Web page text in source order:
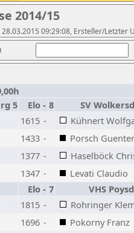
2014/15
09:29:08, Ersteller/Letzter
5 Elo - 8
SV
1615 -
Kühnert
1433 -
Porsch Guenter
1377 -
Haselböck
1347 -
Levati Claudio
Elo - 7
VHS
1815 -
Rohringer
1696 -
Pokorny Franz